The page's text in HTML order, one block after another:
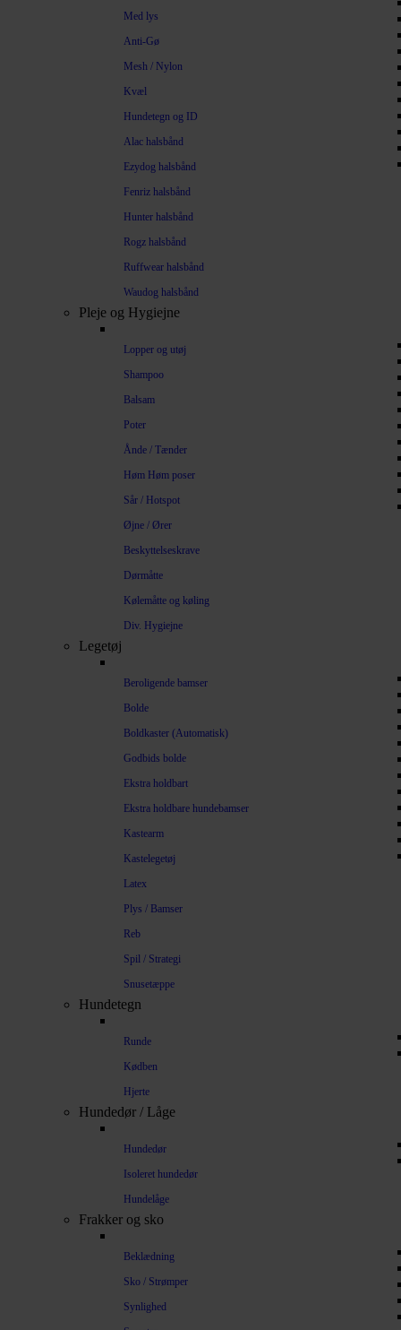
Med lys
Anti-Gø
Mesh / Nylon
Kvæl
Hundetegn og ID
Alac halsbånd
Ezydog halsbånd
Fenriz halsbånd
Hunter halsbånd
Rogz halsbånd
Ruffwear halsbånd
Waudog halsbånd
Pleje og Hygiejne
Lopper og utøj
Shampoo
Balsam
Poter
Ånde / Tænder
Høm Høm poser
Sår / Hotspot
Øjne / Ører
Beskyttelseskrave
Dørmåtte
Kølemåtte og køling
Div. Hygiejne
Legetøj
Beroligende bamser
Bolde
Boldkaster (Automatisk)
Godbids bolde
Ekstra holdbart
Ekstra holdbare hundebamser
Kastearm
Kastelegetøj
Latex
Plys / Bamser
Reb
Spil / Strategi
Snusetæppe
Hundetegn
Runde
Kødben
Hjerte
Hundedør / Låge
Hundedør
Isoleret hundedør
Hundelåge
Frakker og sko
Beklædning
Sko / Strømper
Synlighed